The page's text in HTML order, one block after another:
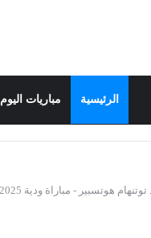
الرئيسية مباريات اليوم
هوتسبير - مباراة ودية 2025